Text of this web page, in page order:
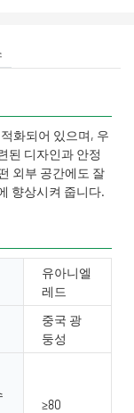
화되어 있으며, 우
된 디자인과 안정
외부 공간에도 잘
향상시켜 줍니다.
유아니엘
레드
중국 광
둥성
≥80